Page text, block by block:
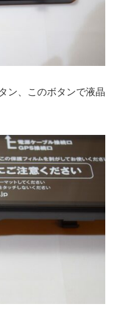
ン、このボタンで液晶